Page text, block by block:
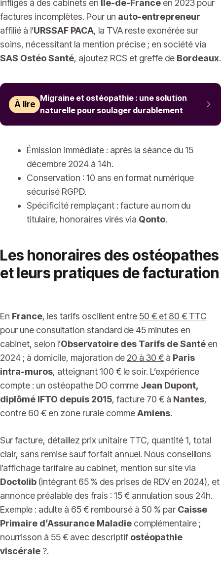
infligés à des cabinets en Île-de-France en 2023 pour
factures incomplètes. Pour un auto-entrepreneur
affilié à l’URSSAF PACA, la TVA reste exonérée sur
soins, nécessitant la mention précise ; en société via
SAS Ostéo Santé, ajoutez RCS et greffe de Bordeaux.
À lire
Migraine et ostéopathie : une solution
naturelle pour soulager durablement
Émission immédiate : après la séance du 15
décembre 2024 à 14h.
Conservation : 10 ans en format numérique
sécurisé RGPD.
Spécificité remplaçant : facture au nom du
titulaire, honoraires virés via Qonto.
Les honoraires des ostéopathes
et leurs pratiques de facturation
En France, les tarifs oscillent entre 50 € et 80 € TTC
pour une consultation standard de 45 minutes en
cabinet, selon l’Observatoire des Tarifs de Santé en
2024 ; à domicile, majoration de 20 à 30 € à Paris
intra-muros, atteignant 100 € le soir. L’expérience
compte : un ostéopathe DO comme Jean Dupont,
diplômé IFTO depuis 2015, facture 70 € à Nantes,
contre 60 € en zone rurale commeAmiens.
Sur facture, détaillez prix unitaire TTC, quantité 1, total
clair, sans remise sauf forfait annuel. Nous conseillons
l’affichage tarifaire au cabinet, mention sur site via
Doctolib (intégrant 65 % des prises de RDV en 2024), et
annonce préalable des frais : 15 € annulation sous 24h.
Exemple : adulte à 65 € remboursé à 50 % par Caisse
Primaire d’Assurance Maladie complémentaire ;
nourrisson à 55 € avec descriptif ostéopathie
viscérale ?.